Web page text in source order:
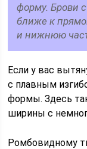
форму. Брови
ближе к
и нижнюю
Если у вас
с плавным
формы. Здесь
ширины с
Ромбовидному